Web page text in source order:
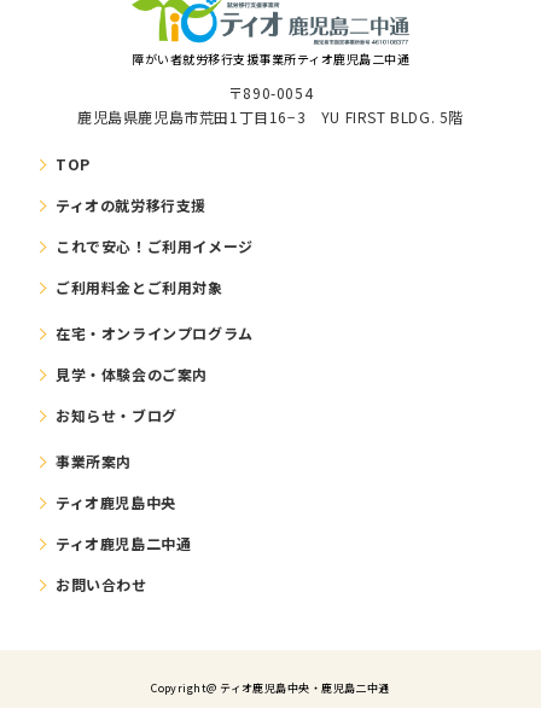
障がい者就労移⾏⽀援事業所ティオ鹿児島二中通
〒890-0054
鹿児島県鹿児島市荒田1丁目16−3 YU FIRST BLDG. 5階
TOP
ティオの就労移⾏⽀援
これで安⼼！ご利⽤イメージ
ご利⽤料⾦とご利⽤対象
在宅・オンラインプログラム
⾒学・体験会のご案内
お知らせ・ブログ
事業所案内
ティオ鹿児島中央
ティオ鹿児島二中通
お問い合わせ
Copyright@ ティオ⿅児島中央・鹿児島二中通